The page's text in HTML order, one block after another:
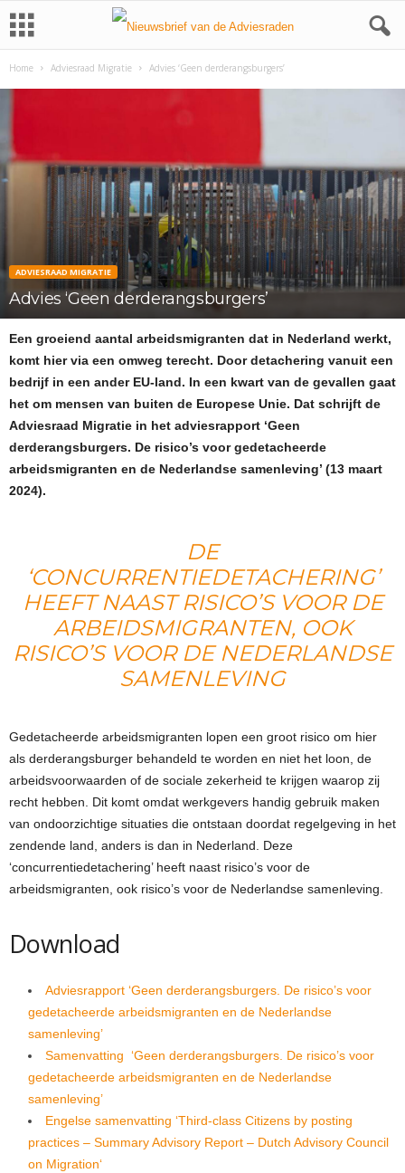
Home Adviesraad Migratie Advies ‘Geen derderangsburgers’
ADVIESRAAD MIGRATIE
Advies ‘Geen derderangsburgers’
Een groeiend aantal arbeidsmigranten dat in Nederland werkt,
komt hier via een omweg terecht. Door detachering vanuit een
bedrijf in een ander EU-land. In een kwart van de gevallen gaat
het om mensen van buiten de Europese Unie. Dat schrijft de
Adviesraad Migratie in het adviesrapport ‘Geen
derderangsburgers. De risico’s voor gedetacheerde
arbeidsmigranten en de Nederlandse samenleving’ (13 maart
2024).
DE
‘CONCURRENTIEDETACHERING’
HEEFT NAAST RISICO’S VOOR DE
ARBEIDSMIGRANTEN, OOK
RISICO’S VOOR DE NEDERLANDSE
SAMENLEVING
Gedetacheerde arbeidsmigranten lopen een groot risico om hier
als derderangsburger behandeld te worden en niet het loon, de
arbeidsvoorwaarden of de sociale zekerheid te krijgen waarop zij
recht hebben. Dit komt omdat werkgevers handig gebruik maken
van ondoorzichtige situaties die ontstaan doordat regelgeving in het
zendende land, anders is dan in Nederland. Deze
‘concurrentiedetachering’ heeft naast risico’s voor de
arbeidsmigranten, ook risico’s voor de Nederlandse samenleving.
Download
Adviesrapport ‘Geen derderangsburgers. De risico’s voor
gedetacheerde arbeidsmigranten en de Nederlandse
samenleving’
Samenvatting ‘Geen derderangsburgers. De risico’s voor
gedetacheerde arbeidsmigranten en de Nederlandse
samenleving’
Engelse samenvatting ‘Third-class Citizens by posting
practices – Summary Advisory Report – Dutch Advisory Council
on Migration‘